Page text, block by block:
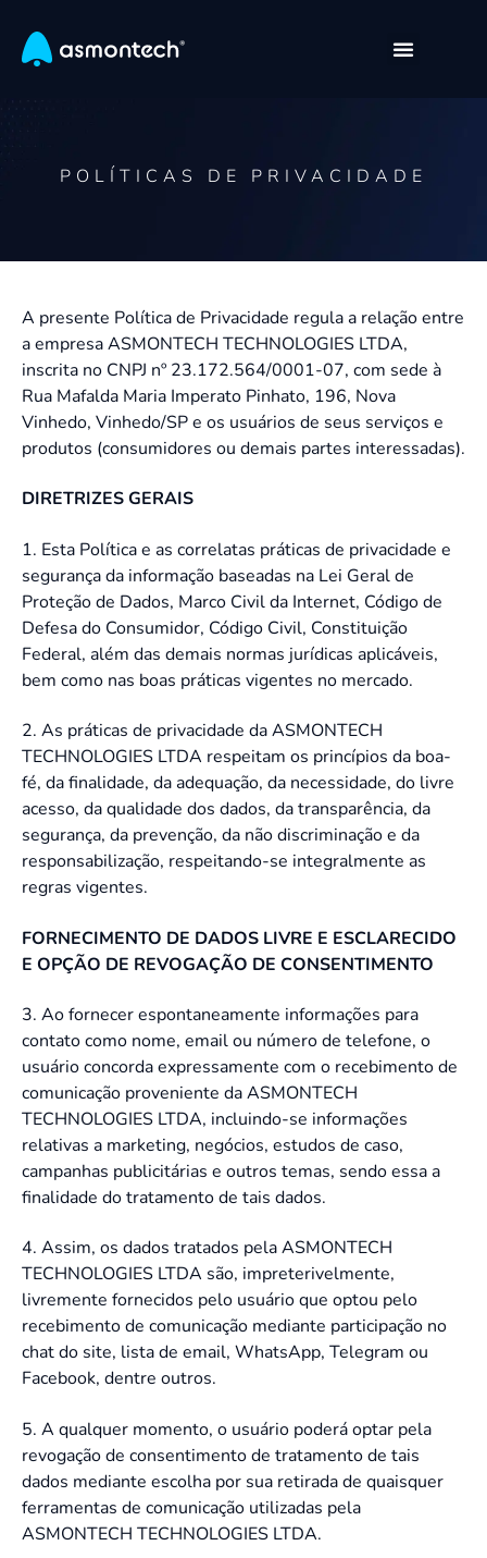
POLÍTICAS DE PRIVACIDADE
A presente Política de Privacidade regula a relação entre
a empresa ASMONTECH TECHNOLOGIES LTDA,
inscrita no CNPJ nº 23.172.564/0001-07, com sede à
Rua Mafalda Maria Imperato Pinhato, 196, Nova
Vinhedo, Vinhedo/SP e os usuários de seus serviços e
produtos (consumidores ou demais partes interessadas).
DIRETRIZES GERAIS
1. Esta Política e as correlatas práticas de privacidade e
segurança da informação baseadas na Lei Geral de
Proteção de Dados, Marco Civil da Internet, Código de
Defesa do Consumidor, Código Civil, Constituição
Federal, além das demais normas jurídicas aplicáveis,
bem como nas boas práticas vigentes no mercado.
2. As práticas de privacidade da ASMONTECH
TECHNOLOGIES LTDA respeitam os princípios da boa-
fé, da finalidade, da adequação, da necessidade, do livre
acesso, da qualidade dos dados, da transparência, da
segurança, da prevenção, da não discriminação e da
responsabilização, respeitando-se integralmente as
regras vigentes.
FORNECIMENTO DE DADOS LIVRE E ESCLARECIDO
E OPÇÃO DE REVOGAÇÃO DE CONSENTIMENTO
3. Ao fornecer espontaneamente informações para
contato como nome, email ou número de telefone, o
usuário concorda expressamente com o recebimento de
comunicação proveniente daASMONTECH
TECHNOLOGIES LTDA, incluindo-se informações
relativas a marketing, negócios, estudos de caso,
campanhas publicitárias e outros temas, sendo essa a
finalidade do tratamento de tais dados.
4. Assim, os dados tratados pela ASMONTECH
TECHNOLOGIES LTDA são, impreterivelmente,
livremente fornecidos pelo usuário que optou pelo
recebimento de comunicação mediante participação no
chat do site, lista de email, WhatsApp, Telegram ou
Facebook, dentre outros.
5. A qualquer momento, o usuário poderá optar pela
revogação de consentimento de tratamento de tais
dados mediante escolha por sua retirada de quaisquer
ferramentas de comunicação utilizadas pela
ASMONTECH TECHNOLOGIES LTDA.